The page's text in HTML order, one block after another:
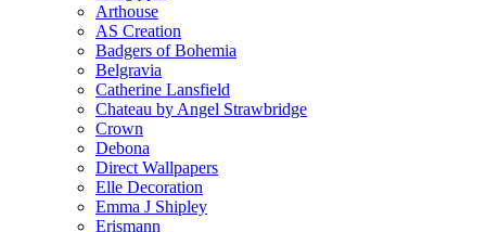
Arthouse
AS Creation
Badgers of Bohemia
Belgravia
Catherine Lansfield
Chateau by Angel Strawbridge
Crown
Debona
Direct Wallpapers
Elle Decoration
Emma J Shipley
Erismann